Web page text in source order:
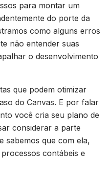
para montar um
do porte da
como alguns erros
não entender suas
o desenvolvimento
que podem otimizar
do Canvas. E por falar
você cria seu plano de
considerar a parte
sabemos que com ela,
contábeis e